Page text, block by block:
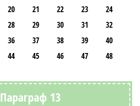
20 21 22 23
24
28 29 30 31
32
36 37 38 39
40
44 45 46 47 48
Параграф 13